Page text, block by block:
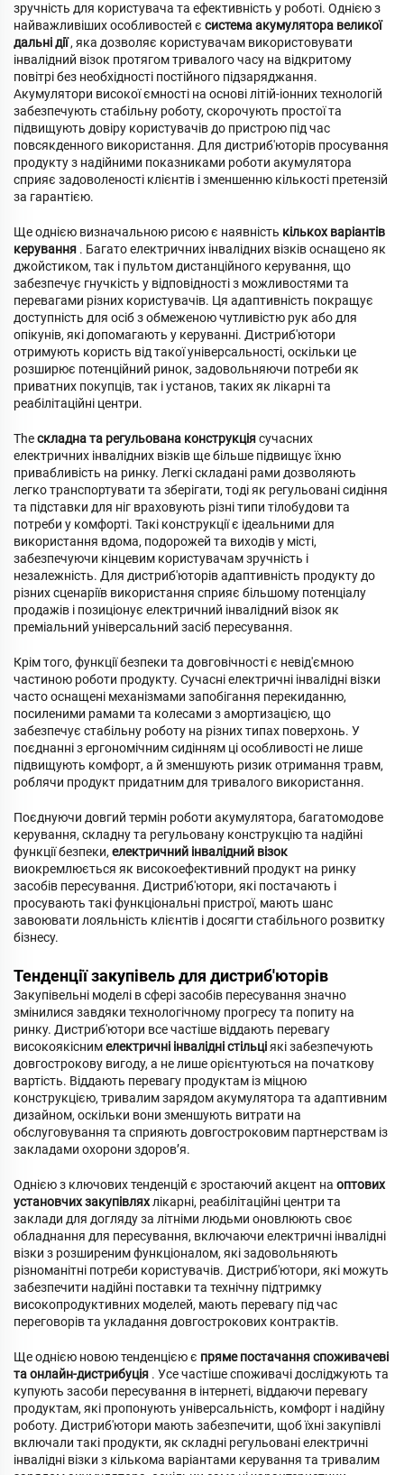
зручність для користувача та ефективність у роботі. Однією з
найважливіших особливостей є система акумулятора великої
дальні дії, яка дозволяє користувачам використовувати
інвалідний візок протягом тривалого часу на відкритому
повітрі без необхідності постійного підзаряджання.
Акумулятори високої ємності на основі літій-іонних технологій
забезпечують стабільну роботу, скорочують простої та
підвищують довіру користувачів до пристрою під час
повсякденного використання. Для дистриб'юторів просування
продукту з надійними показниками роботи акумулятора
сприяє задоволеності клієнтів і зменшенню кількості претензій
за гарантією.
Ще однією визначальною рисою є наявність кількох варіантів
керування . Багато електричних інвалідних візків оснащено як
джойстиком, так і пультом дистанційного керування, що
забезпечує гнучкість у відповідності з можливостями та
перевагами різних користувачів. Ця адаптивність покращує
доступність для осіб з обмеженою чутливістю рук або для
опікунів, які допомагають у керуванні. Дистриб'ютори
отримують користь від такої універсальності, оскільки це
розширює потенційний ринок, задовольняючи потреби як
приватних покупців, так і установ, таких як лікарні та
реабілітаційні центри.
Theскладна та регульована конструкціясучасних
електричних інвалідних візків ще більше підвищує їхню
привабливість на ринку. Легкі складані рами дозволяють
легко транспортувати та зберігати, тоді як регульовані сидіння
та підставки для ніг враховують різні типи тілобудови та
потреби у комфорті. Такі конструкції є ідеальними для
використання вдома, подорожей та виходів у місті,
забезпечуючи кінцевим користувачам зручність і
незалежність. Для дистриб'юторів адаптивність продукту до
різних сценаріїв використання сприяє більшому потенціалу
продажів і позиціонує електричний інвалідний візок як
преміальний універсальний засіб пересування.
Крім того, функції безпеки та довговічності є невід'ємною
частиною роботи продукту. Сучасні електричні інвалідні візки
часто оснащені механізмами запобігання перекиданню,
посиленими рамами та колесами з амортизацією, що
забезпечує стабільну роботу на різних типах поверхонь. У
поєднанні з ергономічним сидінням ці особливості не лише
підвищують комфорт, а й зменшують ризик отримання травм,
роблячи продукт придатним для тривалого використання.
Поєднуючи довгий термін роботи акумулятора, багатомодове
керування, складну та регульовану конструкцію та надійні
функції безпеки, електричний інвалідний візок
виокремлюється як високоефективний продукт на ринку
засобів пересування. Дистриб'ютори, які постачають і
просувають такі функціональні пристрої, мають шанс
завоювати лояльність клієнтів і досягти стабільного розвитку
бізнесу.
Тенденції закупівель для дистриб'юторів
Закупівельні моделі в сфері засобів пересування значно
змінилися завдяки технологічному прогресу та попиту на
ринку. Дистриб'ютори все частіше віддають перевагу
високоякіснимелектричні інвалідні стільціякі забезпечують
довгострокову вигоду, а не лише орієнтуються на початкову
вартість. Віддають перевагу продуктам із міцною
конструкцією, тривалим зарядом акумулятора та адаптивним
дизайном, оскільки вони зменшують витрати на
обслуговування та сприяють довгостроковим партнерствам із
закладами охорони здоров’я.
Однією з ключових тенденцій є зростаючий акцент на оптових
установчих закупівляхлікарні, реабілітаційні центри та
заклади для догляду за літніми людьми оновлюють своє
обладнання для пересування, включаючи електричні інвалідні
візки з розширеним функціоналом, які задовольняють
різноманітні потреби користувачів. Дистриб'ютори, які можуть
забезпечити надійні поставки та технічну підтримку
високопродуктивних моделей, мають перевагу під час
переговорів та укладання довгострокових контрактів.
Ще однією новою тенденцією є пряме постачання споживачеві
та онлайн-дистрибуція . Усе частіше споживачі досліджують та
купують засоби пересування в інтернеті, віддаючи перевагу
продуктам, які пропонують універсальність, комфорт і надійну
роботу. Дистриб'ютори мають забезпечити, щоб їхні закупівлі
включали такі продукти, як складні регульовані електричні
інвалідні візки з кількома варіантами керування та тривалим